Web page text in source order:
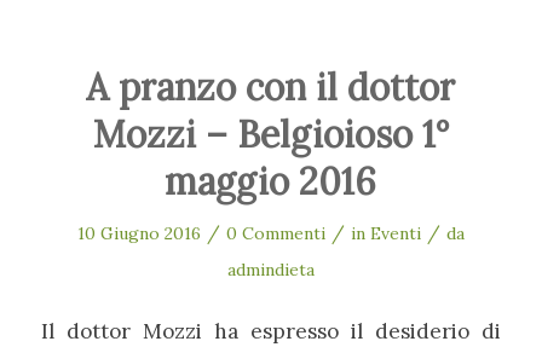
A pranzo con il dottor
Mozzi – Belgioioso 1°
maggio 2016
10 Giugno 2016 / 0 Commenti / in Eventi / da
admindieta
Il dottor Mozzi ha espresso il desiderio di